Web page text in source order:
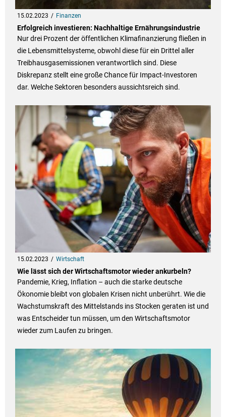
15.02.2023 Finanzen
Erfolgreich investieren: Nachhaltige Ernährungsindustrie
Nur drei Prozent der öffentlichen Klimafinanzierung fließen in
die Lebensmittelsysteme, obwohl diese für ein Drittel aller
Treibhausgasemissionen verantwortlich sind. Diese
Diskrepanz stellt eine große Chance für Impact-Investoren
dar. Welche Sektoren besonders aussichtsreich sind.
15.02.2023 Wirtschaft
Wie lässt sich der Wirtschaftsmotor wieder ankurbeln?
Pandemie, Krieg, Inflation – auch die starke deutsche
Ökonomie bleibt von globalen Krisen nicht unberührt. Wie die
Wachstumskraft des Mittelstands ins Stocken geraten ist und
was Entscheider tun müssen, um den Wirtschaftsmotor
wieder zum Laufen zu bringen.